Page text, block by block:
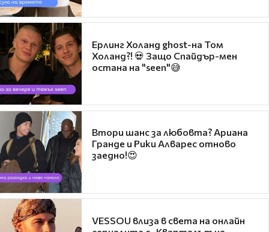
Ерлинг Холанд ghost-на Том
Холанд?! 💀 Защо Спайдър-мен
остана на "seen"😅
Втори шанс за любовта? Ариана
Гранде и Рики Алварес отново
заедно!😍
VESSOU влиза в света на онлайн